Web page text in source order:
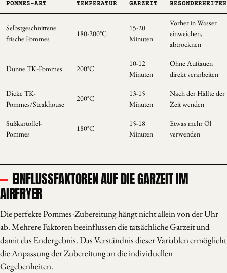
POMMES-ART TEMPERATUR GARZEIT BESONDERHEITEN
Selbstgeschnittene
frische Pommes
180-200°C
15-20
Minuten
Vorher in Wasser
einweichen,
abtrocknen
Dünne TK-Pommes 200°C
10-12
Minuten
Ohne Auftauen
direkt verarbeiten
Dicke TK-
Pommes/Steakhouse
200°C
13-15
Minuten
Nach der Hälfte der
Zeit wenden
Süßkartoffel-
Pommes
180°C
15-18
Minuten
Etwas mehr Öl
verwenden
EINFLUSSFAKTOREN AUF DIE GARZEIT IM
AIRFRYER
Die perfekte Pommes-Zubereitung hängt nicht allein von der Uhr
ab. Mehrere Faktoren beeinflussen die tatsächliche Garzeit und
damit das Endergebnis. Das Verständnis dieser Variablen ermöglicht
die Anpassung der Zubereitung an die individuellen
Gegebenheiten.